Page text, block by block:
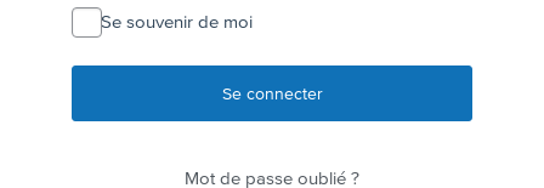
Se souvenir de moi
Mot de passe oublié ?